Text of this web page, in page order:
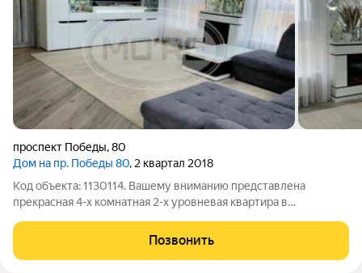
проспект Победы,80
Дом на пр. Победы 80, 2 квартал 2018
Код объекта: 1130114. Вашему вниманию представлена
прекрасная 4-х комнатная 2-х уровневая квартира в
квартиры- это волшебные закаты, которое Вы можете
наблюдать с панорамных окон на 8 этаже. Общая
Позвонить